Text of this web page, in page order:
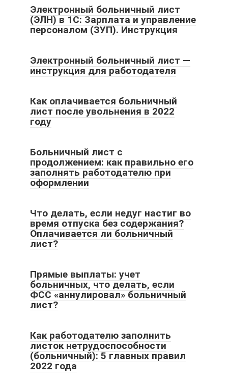
Электронный больничный лист
(ЭЛН) в 1С: Зарплата и управление
персоналом (ЗУП). Инструкция
Электронный больничный лист —
инструкция для работодателя
Как оплачивается больничный
лист после увольнения в 2022
году
Больничный лист с
продолжением: как правильно его
заполнять работодателю при
оформлении
Что делать, если недуг настиг во
время отпуска без содержания?
Оплачивается ли больничный
лист?
Прямые выплаты: учет
больничных, что делать, если
ФСС «аннулировал» больничный
лист?
Как работодателю заполнить
листок нетрудоспособности
(больничный): 5 главных правил
2022 года